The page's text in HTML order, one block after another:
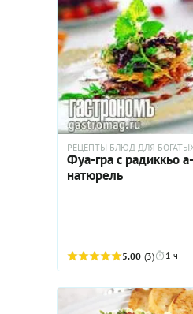
РЕЦЕПТЫ БЛЮД ДЛЯ
Фуа-гра с радиккьо
натюрель
5.00 (3) 1 ч